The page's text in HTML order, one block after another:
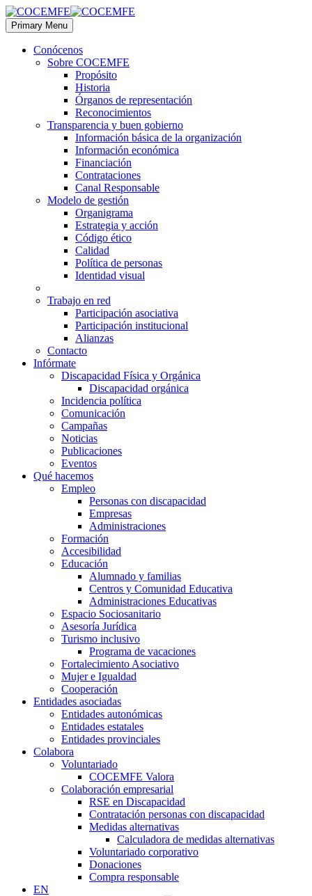
Primary Menu
Conócenos
Sobre COCEMFE
Propósito
Historia
Órganos de representación
Reconocimientos
Transparencia y buen gobierno
Información básica de la organización
Información económica
Financiación
Contrataciones
Canal Responsable
Modelo de gestión
Organigrama
Estrategia y acción
Código ético
Calidad
Política de personas
Identidad visual
Trabajo en red
Participación asociativa
Participación institucional
Alianzas
Contacto
Infórmate
Discapacidad Física y Orgánica
Discapacidad orgánica
Incidencia política
Comunicación
Campañas
Noticias
Publicaciones
Eventos
Qué hacemos
Empleo
Personas con discapacidad
Empresas
Administraciones
Formación
Accesibilidad
Educación
Alumnado y familias
Centros y Comunidad Educativa
Administraciones Educativas
Espacio Sociosanitario
Asesoría Jurídica
Turismo inclusivo
Programa de vacaciones
Fortalecimiento Asociativo
Mujer e Igualdad
Cooperación
Entidades asociadas
Entidades autonómicas
Entidades estatales
Entidades provinciales
Colabora
Voluntariado
COCEMFE Valora
Colaboración empresarial
RSE en Discapacidad
Contratación personas con discapacidad
Medidas alternativas
Calculadora de medidas alternativas
Voluntariado corporativo
Donaciones
Compra responsable
EN